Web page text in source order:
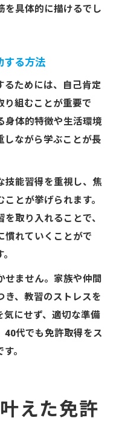
を具体的に描けるでし
する方法
るためには、自己肯定
り組むことが重要で
身体的特徴や生活環境
しながら学ぶことが長
技能習得を重視し、焦
とが挙げられます。
取り入れることで、
慣れていくことがで
せません。家族や仲間
き、教習のストレスを
気にせず、適切な準備
40代でも免許取得をス
。
えた免許